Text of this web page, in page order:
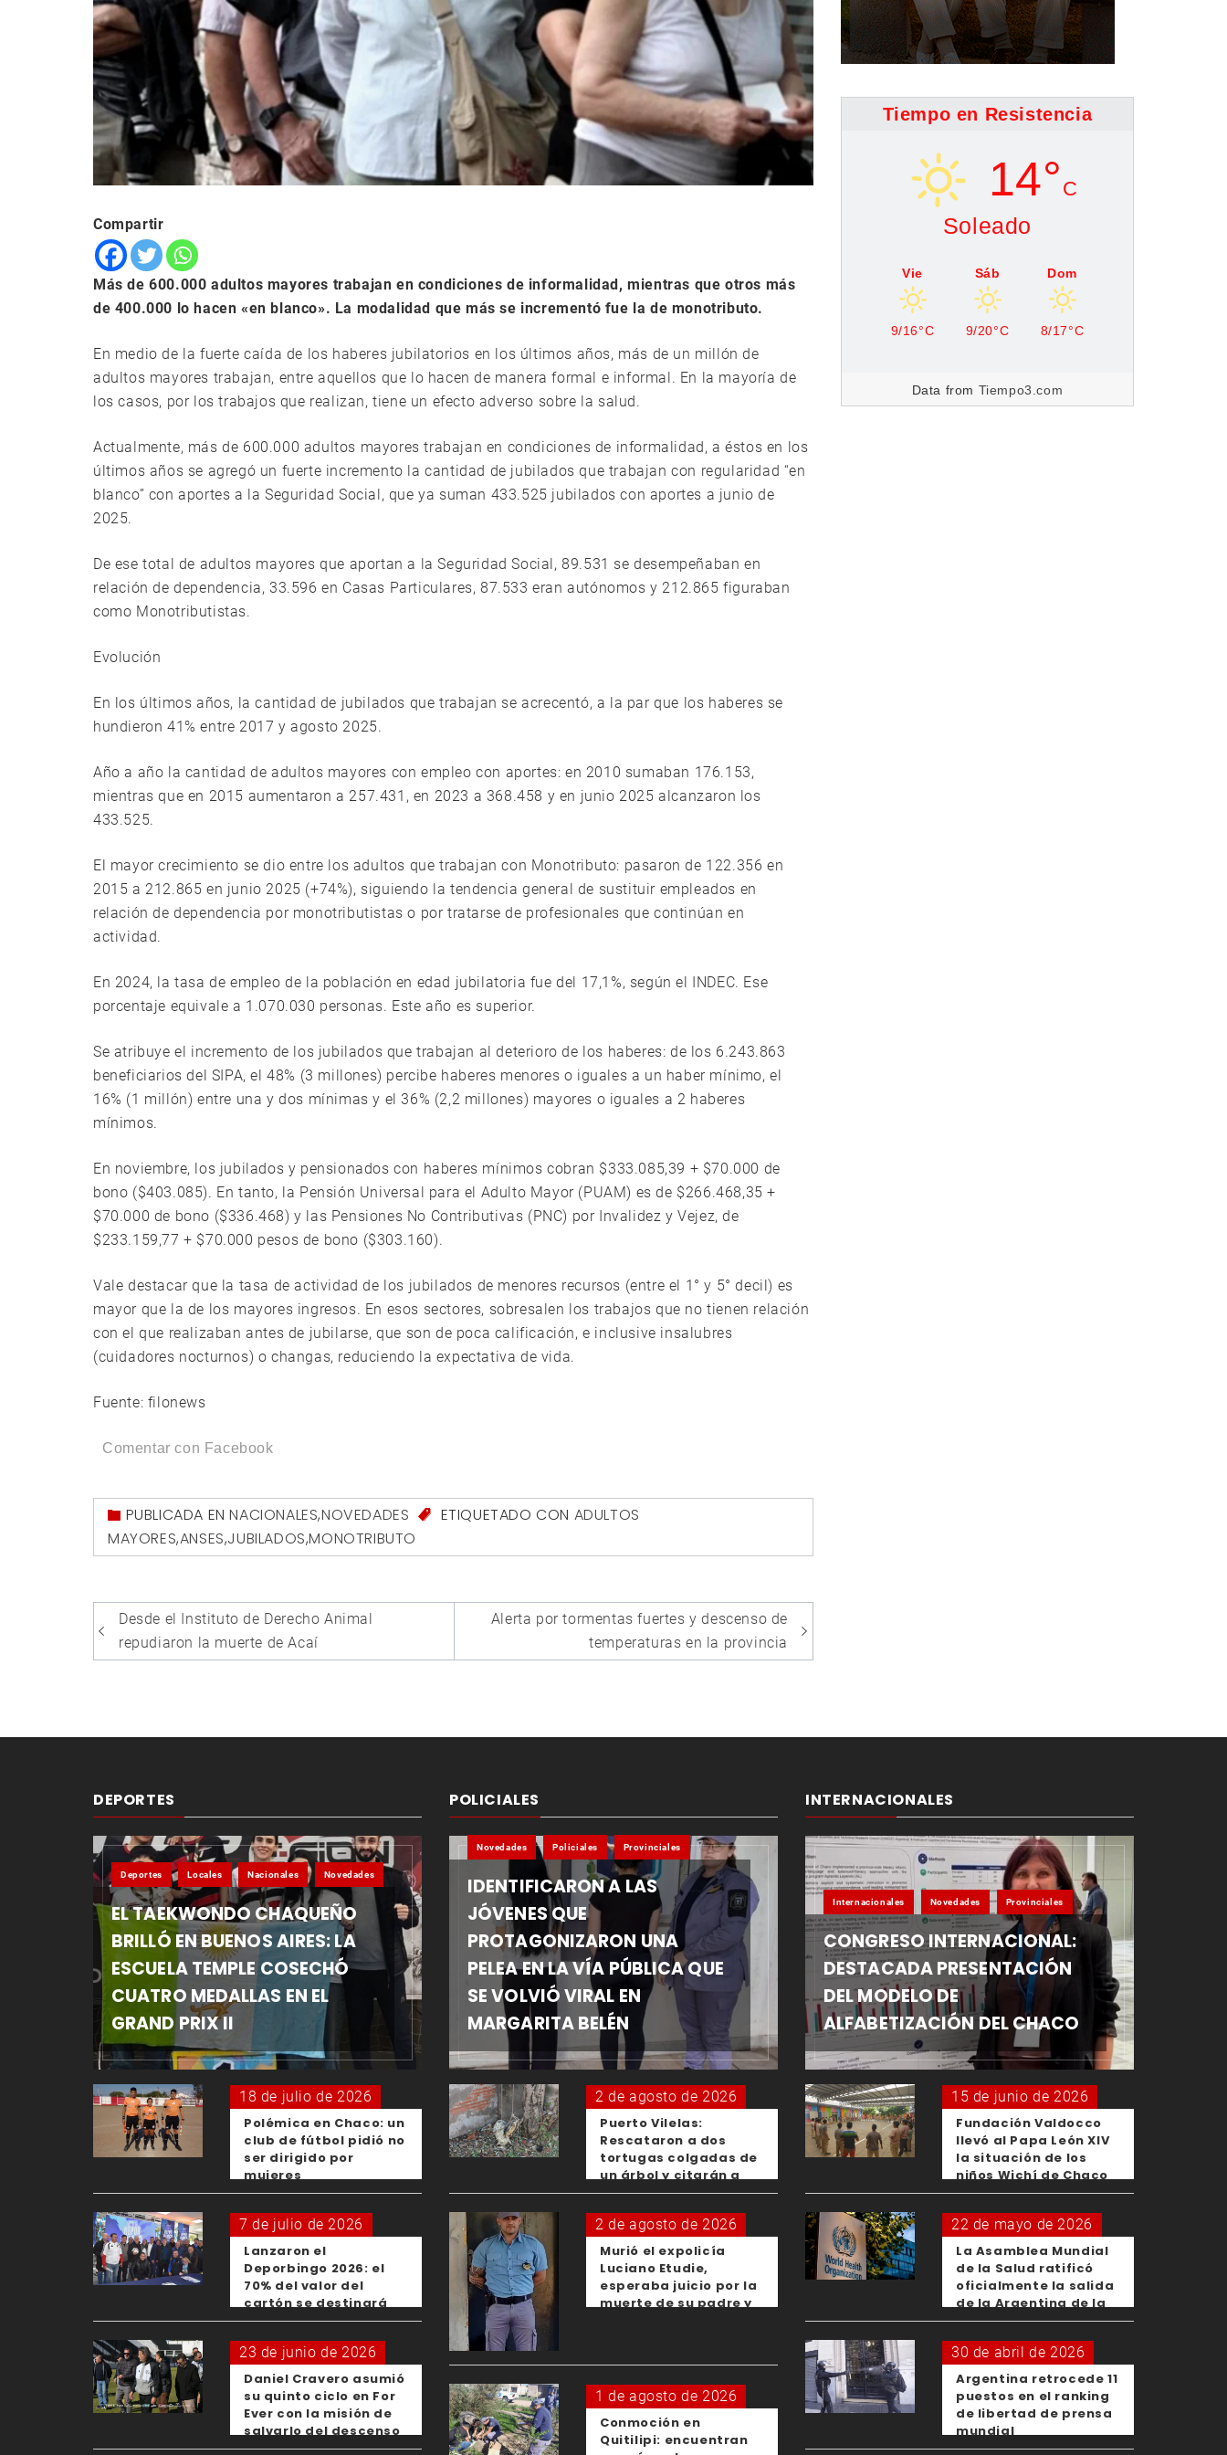
Compartir
Más de 600.000 adultos mayores trabajan en condiciones de informalidad, mientras que otros más
de 400.000 lo hacen «en blanco». La modalidad que más se incrementó fue la de monotributo.
En medio de la fuerte caída de los haberes jubilatorios en los últimos años, más de un millón de
adultos mayores trabajan, entre aquellos que lo hacen de manera formal e informal. En la mayoría de
los casos, por los trabajos que realizan, tiene un efecto adverso sobre la salud.
Actualmente, más de 600.000 adultos mayores trabajan en condiciones de informalidad, a éstos en los
últimos años se agregó un fuerte incremento la cantidad de jubilados que trabajan con regularidad “en
blanco” con aportes a la Seguridad Social, que ya suman 433.525 jubilados con aportes a junio de
2025.
De ese total de adultos mayores que aportan a la Seguridad Social, 89.531 se desempeñaban en
relación de dependencia, 33.596 en Casas Particulares, 87.533 eran autónomos y 212.865 figuraban
como Monotributistas.
Evolución
En los últimos años, la cantidad de jubilados que trabajan se acrecentó, a la par que los haberes se
hundieron 41% entre 2017 y agosto 2025.
Año a año la cantidad de adultos mayores con empleo con aportes: en 2010 sumaban 176.153,
mientras que en 2015 aumentaron a 257.431, en 2023 a 368.458 y en junio 2025 alcanzaron los
433.525.
El mayor crecimiento se dio entre los adultos que trabajan con Monotributo: pasaron de 122.356 en
2015 a 212.865 en junio 2025 (+74%), siguiendo la tendencia general de sustituir empleados en
relación de dependencia por monotributistas o por tratarse de profesionales que continúan en
actividad.
En 2024, la tasa de empleo de la población en edad jubilatoria fue del 17,1%, según el INDEC. Ese
porcentaje equivale a 1.070.030 personas. Este año es superior.
Se atribuye el incremento de los jubilados que trabajan al deterioro de los haberes: de los 6.243.863
beneficiarios del SIPA, el 48% (3 millones) percibe haberes menores o iguales a un haber mínimo, el
16% (1 millón) entre una y dos mínimas y el 36% (2,2 millones) mayores o iguales a 2 haberes
mínimos.
En noviembre, los jubilados y pensionados con haberes mínimos cobran $333.085,39 + $70.000 de
bono ($403.085). En tanto, la Pensión Universal para el Adulto Mayor (PUAM) es de $266.468,35 +
$70.000 de bono ($336.468) y las Pensiones No Contributivas (PNC) por Invalidez y Vejez, de
$233.159,77 + $70.000 pesos de bono ($303.160).
Vale destacar que la tasa de actividad de los jubilados de menores recursos (entre el 1° y 5° decil) es
mayor que la de los mayores ingresos. En esos sectores, sobresalen los trabajos que no tienen relación
con el que realizaban antes de jubilarse, que son de poca calificación, e inclusive insalubres
(cuidadores nocturnos) o changas, reduciendo la expectativa de vida.
Fuente: filonews
Comentar con Facebook
PUBLICADA ENNACIONALES,NOVEDADES ETIQUETADO CON ADULTOS
MAYORES,ANSES,JUBILADOS,MONOTRIBUTO
Navegación
de
Desde el Instituto de Derecho Animal
repudiaron la muerte de Acaí
Alerta por tormentas fuertes y descenso de
temperaturas en la provincia
Tiempo en Resistencia
14° C
Soleado
Vie
9/16°C
Sáb
9/20°C
Dom
8/17°C
Data from Tiempo3.com
DEPORTES
Deportes Locales Nacionales Novedades
EL TAEKWONDO CHAQUEÑO
BRILLÓ EN BUENOS AIRES: LA
ESCUELA TEMPLE COSECHÓ
CUATRO MEDALLAS EN EL
GRAND PRIX II
18 de julio de 2026
Polémica en Chaco: un
club de fútbol pidió no
ser dirigido por
mujeres
7 de julio de 2026
Lanzaron el
Deporbingo 2026: el
70% del valor del
cartón se destinará
para los clubes
23 de junio de 2026
Daniel Cravero asumió
su quinto ciclo en For
Ever con la misión de
salvarlo del descenso
POLICIALES
Novedades Policiales Provinciales
IDENTIFICARON A LAS
JÓVENES QUE
PROTAGONIZARON UNA
PELEA EN LA VÍA PÚBLICA QUE
SE VOLVIÓ VIRAL EN
MARGARITA BELÉN
2 de agosto de 2026
Puerto Vilelas:
Rescataron a dos
tortugas colgadas de
un árbol y citarán a
los padres de los
menores responsables
2 de agosto de 2026
Murió el expolicía
Luciano Etudie,
esperaba juicio por la
muerte de su padre y
1 de agosto de 2026
Conmoción en
Quitilipi: encuentran
INTERNACIONALES
Internacionales Novedades Provinciales
CONGRESO INTERNACIONAL:
DESTACADA PRESENTACIÓN
DEL MODELO DE
ALFABETIZACIÓN DEL CHACO
15 de junio de 2026
Fundación Valdocco
llevó al Papa León XIV
la situación de los
niños Wichí de Chaco
22 de mayo de 2026
La Asamblea Mundial
de la Salud ratificó
oficialmente la salida
de la Argentina de la
OMS
30 de abril de 2026
Argentina retrocede 11
puestos en el ranking
de libertad de prensa
mundial